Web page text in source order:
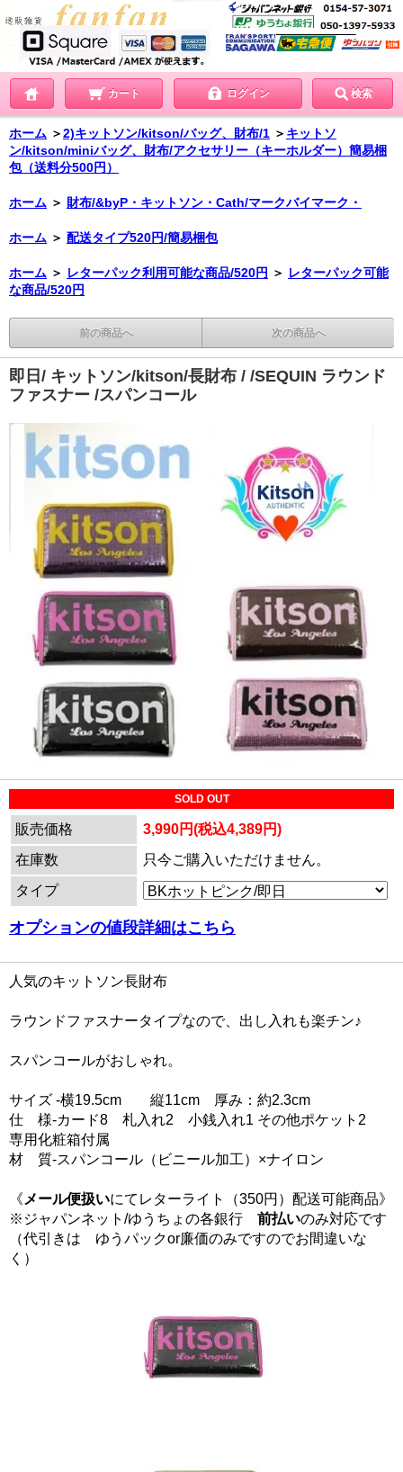
カート ログイン 検索
ホーム ＞2)キットソン/kitson/バッグ、財布/1 ＞ キットソ
ン/kitson/miniバッグ、財布/アクセサリー（キーホルダー）簡易梱
包（送料分500円）
ホーム ＞ 財布/&byP・キットソン・Cath/マークバイマーク・
ホーム ＞ 配送タイプ520円/簡易梱包
ホーム ＞ レターパック利用可能な商品/520円 ＞ レターパック可能
な商品/520円
前の商品へ 次の商品へ
即日/ キットソン/kitson/長財布 / /SEQUIN ラウンド
ファスナー /スパンコール
SOLD OUT
販売価格
3,990円(税込4,389円)
在庫数
只今ご購入いただけません。
タイプ
オプションの値段詳細はこちら
人気のキットソン長財布
ラウンドファスナータイプなので、出し入れも楽チン♪
スパンコールがおしゃれ。
サイズ -横19.5cm 縦11cm 厚み：約2.3cm
仕 様-カード8 札入れ2 小銭入れ1 その他ポケット2
専用化粧箱付属
材 質-スパンコール（ビニール加工）×ナイロン
《メール便扱いにてレターライト（350円）配送可能商品》
※ジャパンネット/ゆうちょの各銀行 前払いのみ対応です
（代引きは ゆうパックor廉価のみですのでお間違いな
く）